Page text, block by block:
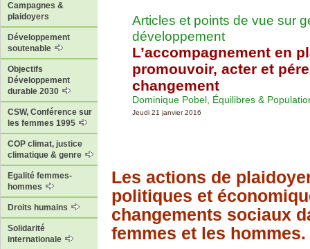
Campagnes &
plaidoyers
Développement
soutenable
Objectifs
Développement
durable 2030
CSW, Conférence sur
les femmes 1995
COP climat, justice
climatique & genre
Egalité femmes-
hommes
Droits humains
Solidarité
internationale
Articles et points de vue sur
développement
L’accompagnement en
promouvoir, acter et
changement
Dominique Pobel, Équilibres &
Jeudi 21 janvier 2016
Les actions de
politiques et
changements sociaux
femmes et les hommes.